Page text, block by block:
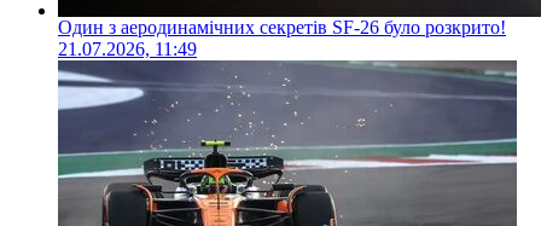
Один з аеродинамічних секретів SF-26 було розкрито!
21.07.2026, 11:49